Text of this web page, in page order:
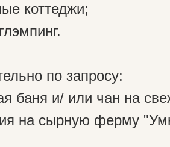
коттеджи;
по запросу:
баня и/ или чан на
на сырную ферму
на
Индивидуальные и